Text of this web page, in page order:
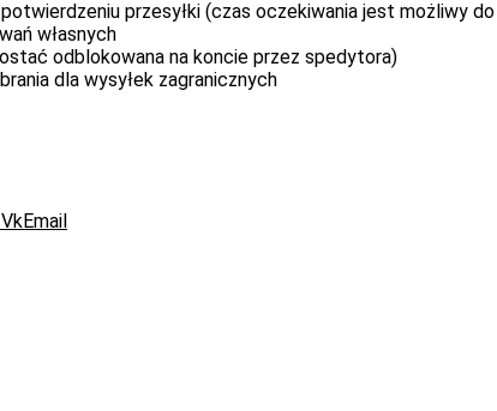
przesyłki (czas oczekiwania jest możliwy
własnych
odblokowana na koncie przez spedytora)
dla wysyłek zagranicznych
VkEmail